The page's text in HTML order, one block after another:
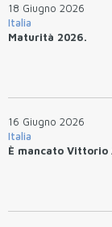
18 Giugno 2026
Italia
Maturità 2026.
16 Giugno 2026
Italia
È mancato Vittorio